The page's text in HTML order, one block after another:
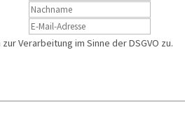
Verarbeitung im Sinne der DSGVO zu.